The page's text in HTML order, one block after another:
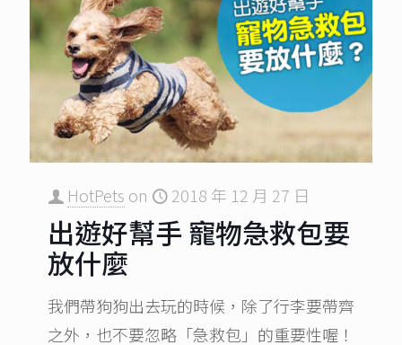
HotPets on 2018 年 12 月 27 日
出遊好幫手 寵物急救包要
放什麼
我們帶狗狗出去玩的時候，除了行李要帶齊
之外，也不要忽略「急救包」的重要性喔！